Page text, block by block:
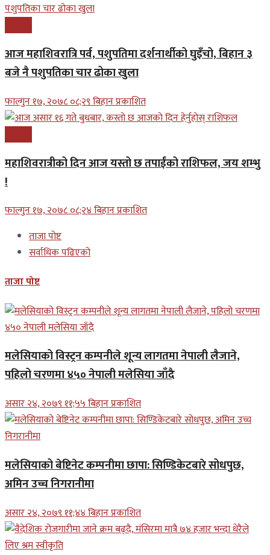
आज महाशिवरात्रि पर्व, पशुपतिमा दर्शनार्थीको घुइँचो, बिहान ३
बजे नै पशुपतिका चार ढोका खुला
फाल्गुन १७, २०७८ ०८;२९ बिहान प्रकाशित
महाशिवरात्रीको दिन आज यस्तो छ तपाईंको राशिफल, जय शम्भु
!
फाल्गुन १७, २०७८ ०८;२४ बिहान प्रकाशित
ताजा पोष्ट
सर्वाधिक पढिएको
ताजा पोष्ट
मलेसियाको विस्ट्रन कम्पनीले शून्य लागतमा नेपाली लैजाने,
पहिलो चरणमा ४५० नेपाली मलेसिया जाँदै
असार २४, २०७९ ११;५५ बिहान प्रकाशित
मलेसियाको बेष्टिनेट कम्पनीमा छापा: सिण्डिकेटबारे सोधपुछ,
अमिन उच्च निगरानीमा
असार २४, २०७९ ११;४४ बिहान प्रकाशित